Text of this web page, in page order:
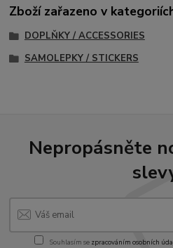
Zboží zařazeno v
DOPLŇKY / ACCESSORIES
SAMOLEPKY / STICKERS
Nepropásněte
Souhlasím se zpracováním osobních